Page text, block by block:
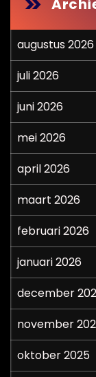
augustus 2026
juli 2026
juni 2026
mei 2026
april 2026
maart 2026
februari 2026
januari 2026
december
november
oktober 2025